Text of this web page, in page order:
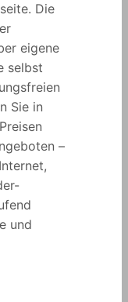
Die
eigene
selbst
Sie in
–
und